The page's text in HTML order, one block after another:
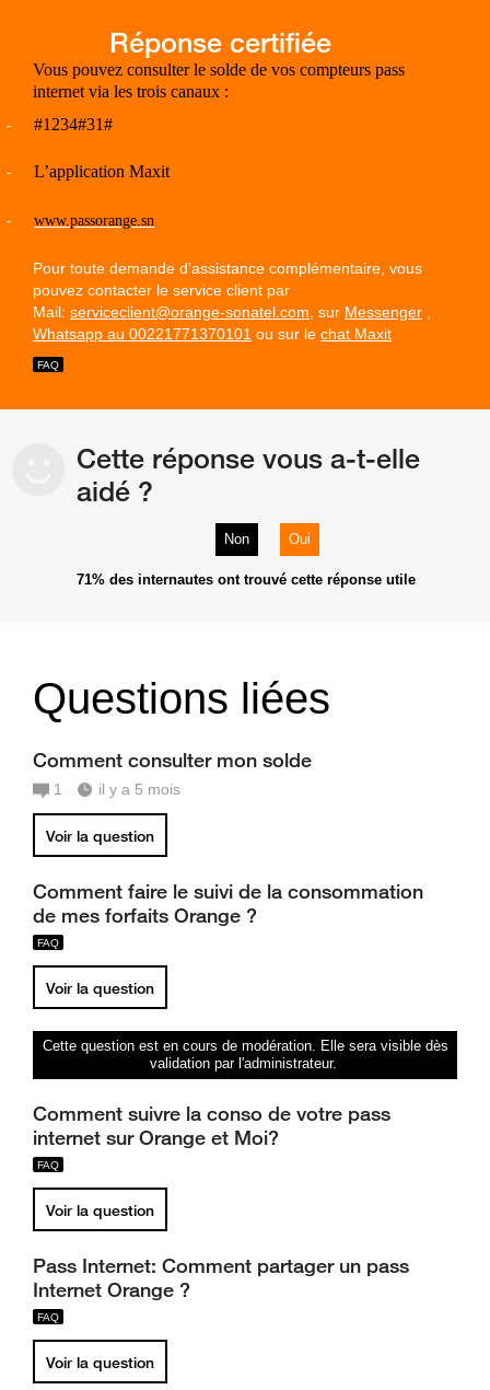
Vous pouvez consulter le solde de vos compteurs pass
internet via les trois canaux :
- #1234#31#
- L’application Maxit
- www.passorange.sn
Pour toute demande d’assistance complémentaire, vous
pouvez contacter le service client par
Mail: serviceclient@orange-sonatel.com , sur Messenger
Whatsapp au 00221771370101 ou sur le chat Maxit
Cette réponse vous a-t-elle
aidé ?
Non Oui
71% des internautes ont trouvé cette réponse utile
Questions liées
Comment consulter mon solde
1 il y a 5 mois
Voir la question
Comment faire le suivi de la consommation
de mes forfaits Orange ?
Voir la question
Cette question est en cours de modération. Elle sera visible dès
validation par l'administrateur.
Comment suivre la conso de votre pass
internet sur Orange et Moi?
Voir la question
Pass Internet: Comment partager un pass
Internet Orange ?
Voir la question